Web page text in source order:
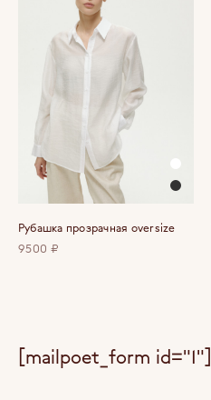
Рубашка прозрачная oversize
9500 ₽
[mailpoet_form id="1"]